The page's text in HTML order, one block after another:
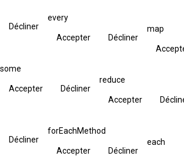
Décliner
every
Accepter Décliner
map
some
Accepter Décliner
reduce
Accepter
Décliner
forEachMethod
Accepter Décliner
each